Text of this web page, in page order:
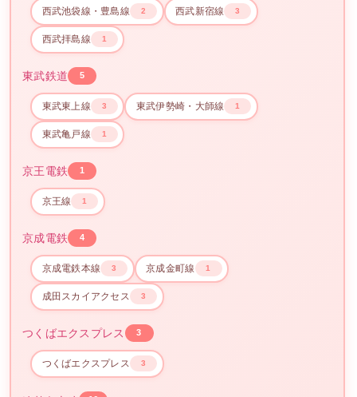
西武池袋線・豊島線 2 西武新宿線 3
西武拝島線 1
東武鉄道 5
東武東上線 3 東武伊勢崎・大師線 1
東武亀戸線 1
京王電鉄 1
京王線 1
京成電鉄 4
京成電鉄本線 3 京成金町線 1
成田スカイアクセス 3
つくばエクスプレス 3
つくばエクスプレス 3